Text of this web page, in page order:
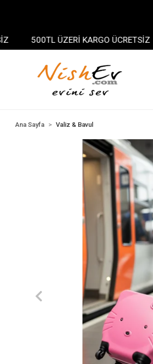
500TL ÜZERİ KARGO ÜCRETSİZ
Ana Sayfa Valiz & Bavul